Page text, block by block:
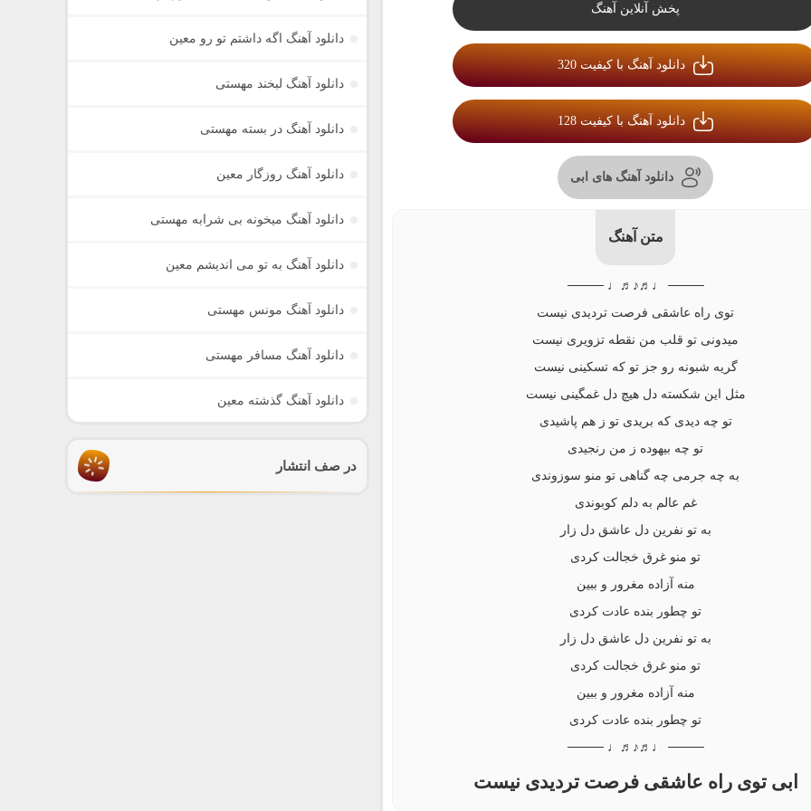
پخش آنلاین آهنگ
دانلود آهنگ با کیفیت 320
دانلود آهنگ با کیفیت 128
دانلود آهنگ های ابی
متن آهنگ
──── ♩♬♪♬♩ ────
توی راه عاشقی فرصت تردیدی نیست
میدونی تو قلب من نقطه تزویری نیست
گریه شبونه رو جز تو که تسکینی نیست
مثل این شکسته دل هیچ دل غمگینی نیست
تو چه دیدی که بریدی تو ز هم پاشیدی
تو چه بیهوده ز من رنجیدی
به چه جرمی چه گناهی تو منو سوزوندی
غم عالم به دلم کوبوندی
به تو نفرین دل عاشق دل زار
تو منو غرق خجالت کردی
منه آزاده مغرور و ببین
تو چطور بنده عادت کردی
به تو نفرین دل عاشق دل زار
تو منو غرق خجالت کردی
منه آزاده مغرور و ببین
تو چطور بنده عادت کردی
──── ♩♬♪♬♩ ────
ابی توی راه عاشقی فرصت تردیدی نیست
دانلود آهنگ اگه داشتم تو رو معین
دانلود آهنگ لبخند مهستی
دانلود آهنگ در بسته مهستی
دانلود آهنگ روزگار معین
دانلود آهنگ میخونه بی شرابه مهستی
دانلود آهنگ به تو می اندیشم معین
دانلود آهنگ مونس مهستی
دانلود آهنگ مسافر مهستی
دانلود آهنگ گذشته معین
در صف انتشار